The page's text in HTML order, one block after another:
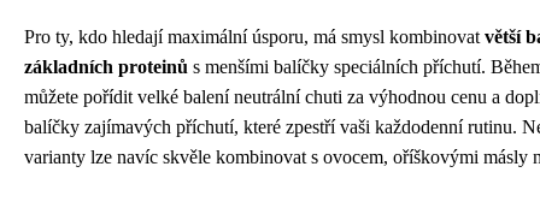
Pro ty, kdo hledají maximální úsporu, má smysl kombinovat větší
základních proteinů s menšími balíčky speciálních příchutí.
můžete pořídit velké balení neutrální chuti za výhodnou cenu a
balíčky zajímavých příchutí, které zpestří vaši každodenní rutinu.
varianty lze navíc skvěle kombinovat s ovocem, oříškovými másly